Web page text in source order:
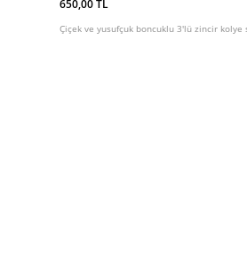
650,00 TL
Çiçek ve yusufçuk boncuklu 3'lü zincir kolye